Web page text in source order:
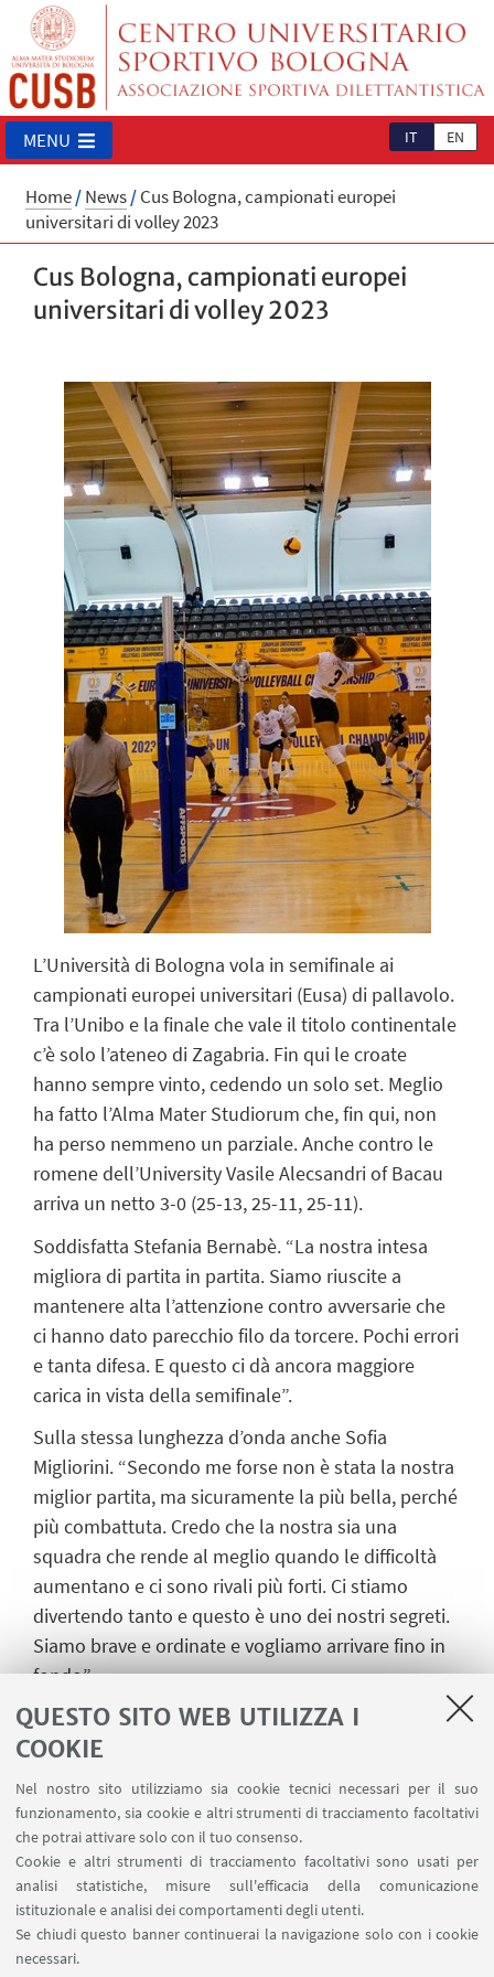
QUESTO SITO WEB UTILIZZA I
COOKIE
Nel nostro sito utilizziamo sia cookie tecnici necessari per il suo
funzionamento, sia cookie e altri strumenti di tracciamento facoltativi
che potrai attivare solo con il tuo consenso.
Cookie e altri strumenti di tracciamento facoltativi sono usati per
analisi statistiche, misure sull'efficacia della comunicazione
istituzionale e analisi dei comportamenti degli utenti.
Se chiudi questo banner continuerai la navigazione solo con i cookie
necessari.
IT EN
MENU
Home/News/Cus Bologna, campionati europei
universitari di volley 2023
Cus Bologna, campionati europei
universitari di volley 2023
L’Università di Bologna vola in semifinale ai
campionati europei universitari (Eusa) di pallavolo.
Tra l’Unibo e la finale che vale il titolo continentale
c’è solo l’ateneo di Zagabria. Fin qui le croate
hanno sempre vinto, cedendo un solo set. Meglio
ha fatto l’Alma Mater Studiorum che, fin qui, non
ha perso nemmeno un parziale. Anche contro le
romene dell’University Vasile Alecsandri of Bacau
arriva un netto 3-0 (25-13, 25-11, 25-11).
Soddisfatta Stefania Bernabè. “La nostra intesa
migliora di partita in partita. Siamo riuscite a
mantenere alta l’attenzione contro avversarie che
ci hanno dato parecchio filo da torcere. Pochi errori
e tanta difesa. E questo ci dà ancora maggiore
carica in vista della semifinale”.
Sulla stessa lunghezza d’onda anche Sofia
Migliorini. “Secondo me forse non è stata la nostra
miglior partita, ma sicuramente la più bella, perché
più combattuta. Credo che la nostra sia una
squadra che rende al meglio quando le difficoltà
aumentano e ci sono rivali più forti. Ci stiamo
divertendo tanto e questo è uno dei nostri segreti.
Siamo brave e ordinate e vogliamo arrivare fino in
fondo”.
Il tabellino del Cus Bologna: Blerona Tasholli,
Chiara Mason 13, Dalila Modestino 10, Alessia
Mazzon 9, Sara Fontemaggi 5, Elena Missiroli, Sogia
Migliorini 1, Stefania Bernabè 1, Giulia Visintini 15,
Irene Carnevali 1, Amelia Bici, Giulia Galletti 1,
Sophie Andrea Blasi, Beatrice Bacchilega.
Allenatore: Leonardo Palladino. Staff tecnico: Ilaria
Gaiani, Serena Vece, Alessandro Vitti, Luigi Greco.
ufficio stampa